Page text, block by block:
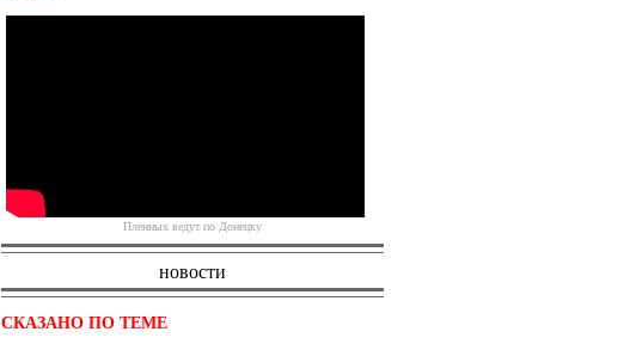
Пленных ведут по Донецку
новости
СКАЗАНО ПО ТЕМЕ